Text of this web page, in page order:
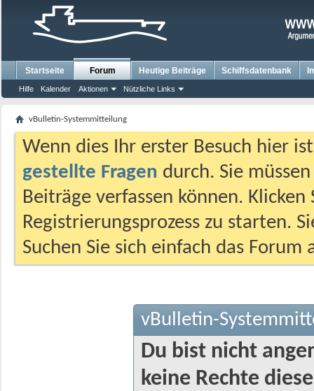
Startseite Forum
Hilfe Kalender Aktionen Nützliche Links
Heutige Beiträge Schiffsdatenbank
vBulletin-Systemmitteilung
Wenn dies Ihr erster Besuch hier
gestellte Fragen durch. Sie
Beiträge verfassen können.
Registrierungsprozess zu starten.
Suchen Sie sich einfach das
vBulletin-
Du bist nicht
keine Rechte